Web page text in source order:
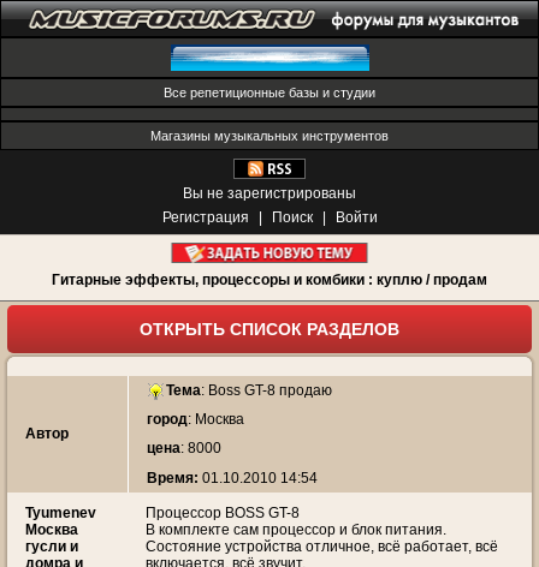
Все репетиционные базы и студии
Магазины музыкальных инструментов
Вы не зарегистрированы
Регистрация
Поиск Войти
Гитарные эффекты, процессоры и комбики : куплю / продам
ОТКРЫТЬ СПИСОК РАЗДЕЛОВ
Автор
Тема: Boss GT-8 продаю
город: Москва
цена: 8000
Время: 01.10.2010 14:54
Tyumenev
Москва
гусли и
домра и
Процессор BOSS GT-8
В комплекте сам процессор и блок питания.
Состояние устройства отличное, всё работает, всё
включается, всё звучит.